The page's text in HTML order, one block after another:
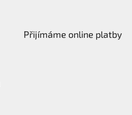
Přijímáme online platby